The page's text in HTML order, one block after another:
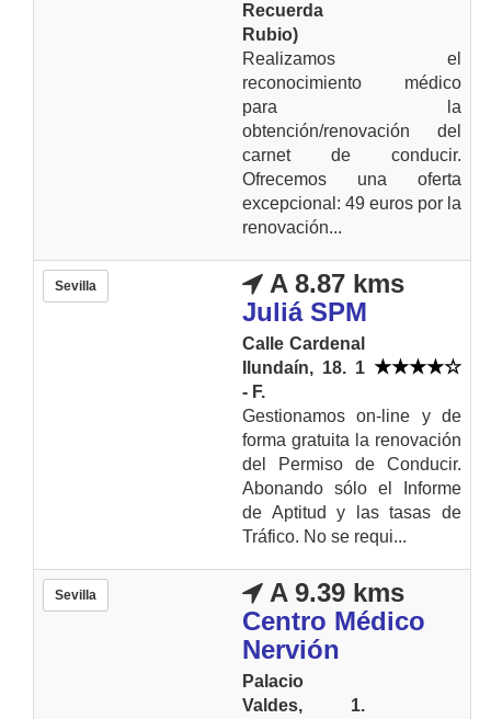
Recuerda
Rubio)
Realizamos el
reconocimiento médico
para la
obtención/renovación del
carnet de conducir.
Ofrecemos una oferta
excepcional: 49 euros por la
renovación...
Sevilla
A 8.87 kms
Juliá SPM
Calle Cardenal
Ilundaín, 18. 1
- F.
Gestionamos on-line y de
forma gratuita la renovación
del Permiso de Conducir.
Abonando sólo el Informe
de Aptitud y las tasas de
Tráfico. No se requi...
Sevilla
A 9.39 kms
Centro Médico
Nervión
Palacio
Valdes, 1.